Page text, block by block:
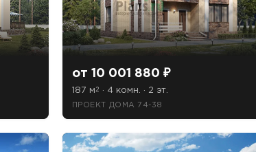
от 10 001 880 ₽
187 м2 · 4 комн. · 2 эт.
ПРОЕКТ ДОМА 74-38